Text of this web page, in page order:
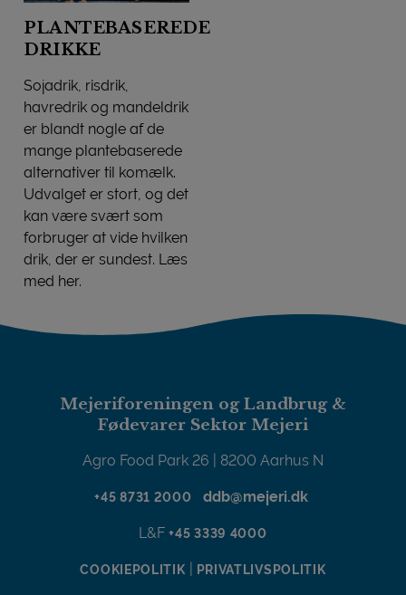
PLANTEBASEREDE
DRIKKE
Sojadrik, risdrik,
havredrik og mandeldrik
er blandt nogle af de
mange plantebaserede
alternativer til komælk.
Udvalget er stort, og det
kan være svært som
forbruger at vide hvilken
drik, der er sundest. Læs
med her.
Mejeriforeningen og Landbrug &
Fødevarer Sektor Mejeri
Agro Food Park 26 | 8200 Aarhus N
+45 8731 2000 ddb@mejeri.dk
L&F+45 3339 4000
COOKIEPOLITIK PRIVATLIVSPOLITIK